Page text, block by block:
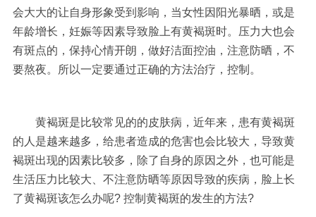
会大大的让自身形象受到影响，当女性因阳光暴晒，或是
年龄增长，妊娠等因素导致脸上有黄褐斑时。压力大也会
有斑点的，保持心情开朗，做好洁面控油，注意防晒，不
要熬夜。所以一定要通过正确的方法治疗，控制。
黄褐斑是比较常见的的皮肤病，近年来，患有黄褐斑
的人是越来越多，给患者造成的危害也会比较大，导致黄
褐斑出现的因素比较多，除了自身的原因之外，也可能是
生活压力比较大、不注意防晒等原因导致的疾病，脸上长
了黄褐斑该怎么办呢? 控制黄褐斑的发生的方法?